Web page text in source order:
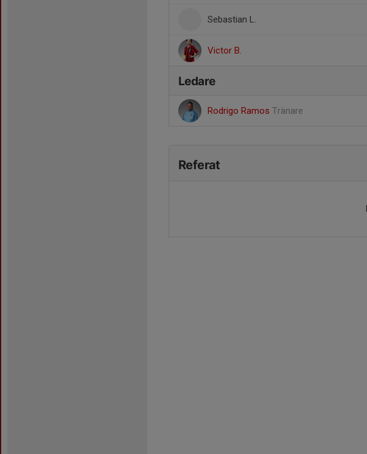
Sebastian L.
Victor B.
Ledare
Rodrigo Ramos Tränare
Referat